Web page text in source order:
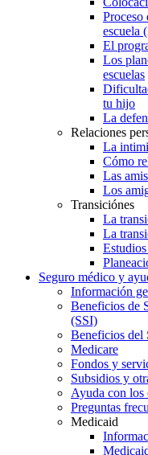
Proceso
escuela
El
Los
escuelas
tu hijo
La
Relaciones
La
Cómo
Las
Los
Transiciónes
La
La
Seguro médico y
Información
Beneficios de
(SSI)
Beneficios del
Medicare
Fondos y
Subsidios y
Ayuda con los
Preguntas
Medicaid